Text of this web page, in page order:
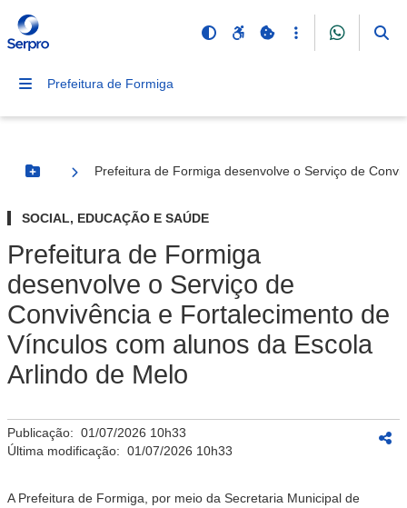
Prefeitura de Formiga
Botão Menu
Prefeitura de Formiga desenvolve o Serviço de
SOCIAL, EDUCAÇÃO E SAÚDE
Prefeitura de Formiga
desenvolve o Serviço de
Convivência e Fortalecimento de
Vínculos com alunos da Escola
Arlindo de Melo
Publicação: 01/07/2026 10h33
Última modificação: 01/07/2026 10h33
A Prefeitura de Formiga, por meio da Secretaria Municipal de